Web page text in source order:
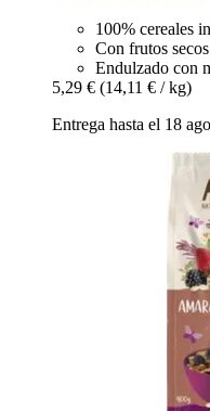
100% cereales
Con frutos secos
Endulzado con
5,29 € (14,11 € / kg)
Entrega hasta el 18